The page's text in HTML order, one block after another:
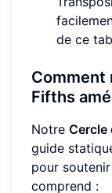
de ce
Comment
Fifths
Notre Cercle
guide
pour
comprend :